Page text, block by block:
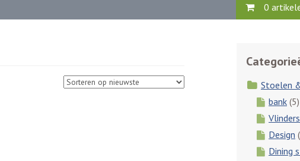
0
Stoelen
bank (5)
Design
Dining